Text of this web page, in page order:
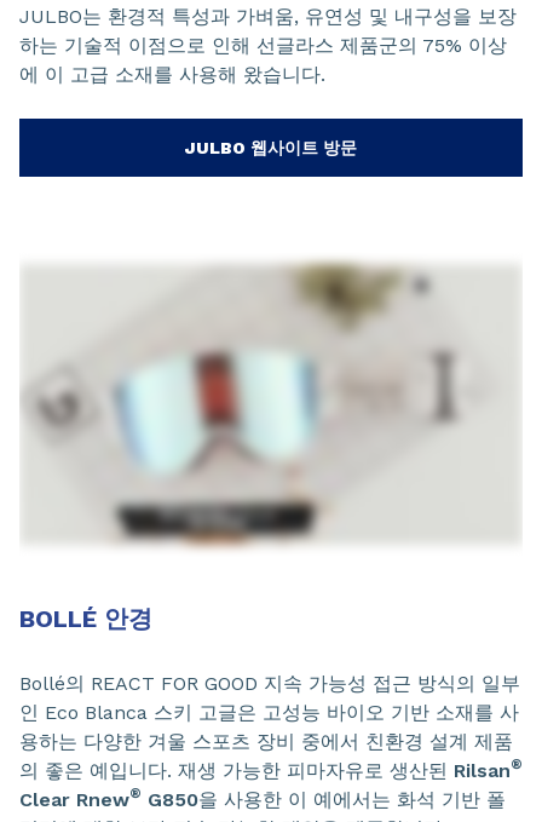
JULBO는 환경적 특성과 가벼움, 유연성 및 내구성을 보장
하는 기술적 이점으로 인해 선글라스 제품군의 75% 이상
에 이 고급 소재를 사용해 왔습니다.
JULBO 웹사이트 방문
BOLLÉ 안경
Bollé의 REACT FOR GOOD 지속 가능성 접근 방식의 일부
인 Eco Blanca 스키 고글은 고성능 바이오 기반 소재를 사
용하는 다양한 겨울 스포츠 장비 중에서 친환경 설계 제품
의 좋은 예입니다. 재생 가능한 피마자유로 생산된 Rilsan®
Clear Rnew® G850을 사용한 이 예에서는 화석 기반 폴